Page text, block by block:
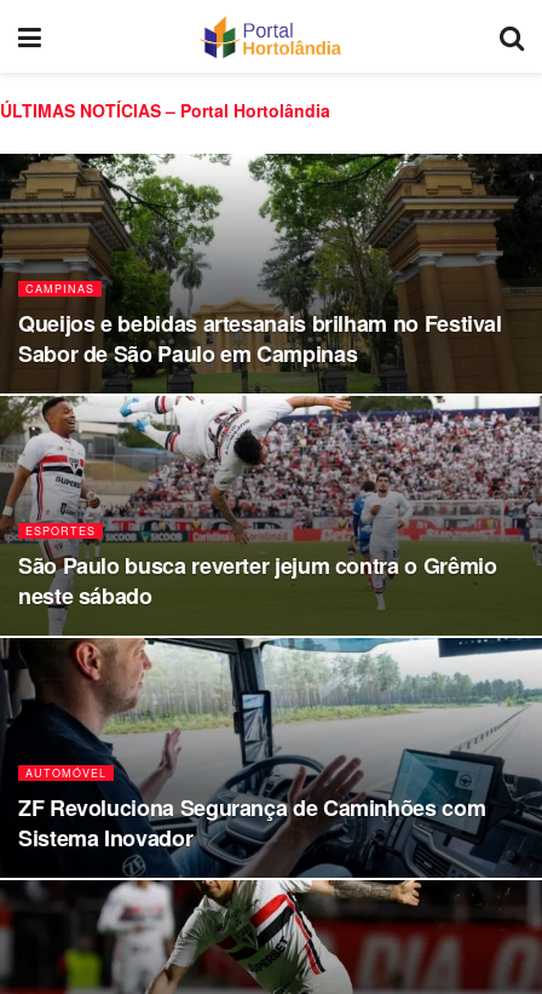
ÚLTIMAS NOTÍCIAS – Portal Hortolândia
CAMPINAS
Queijos e bebidas artesanais brilham no Festival
Sabor de São Paulo em Campinas
ESPORTES
São Paulo busca reverter jejum contra o Grêmio
neste sábado
AUTOMÓVEL
ZF Revoluciona Segurança de Caminhões com
Sistema Inovador